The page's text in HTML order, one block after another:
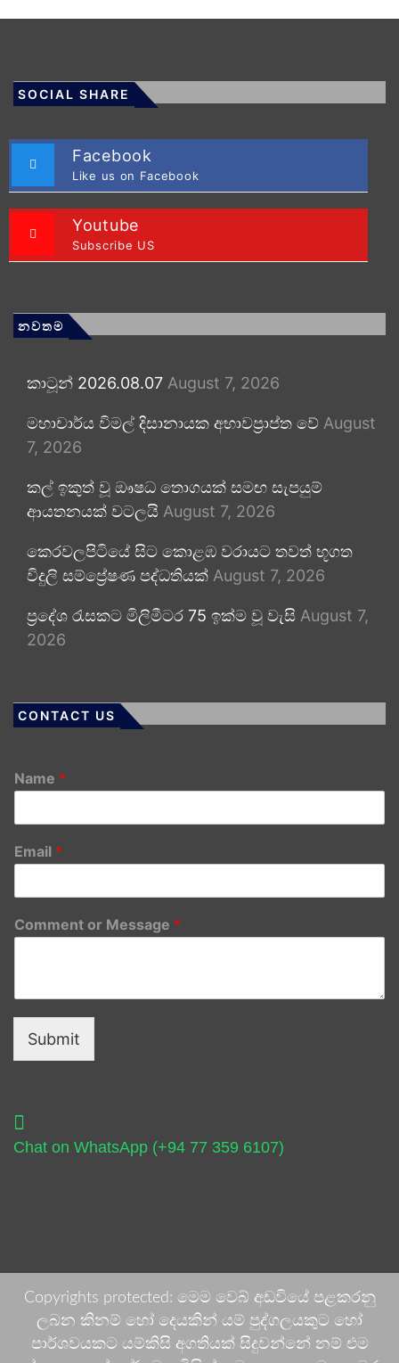
SOCIAL SHARE
Facebook
Like us on Facebook
Youtube
Subscribe US
නවතම
කාටූන් 2026.08.07 August 7, 2026
මහාචාර්ය විමල් දිසානායක අභාවප්‍රාප්ත වේ August
7, 2026
කල් ඉකුත් වූ ඖෂධ තොගයක් සමඟ සැපයුම්
ආයතනයක් වටලයි August 7, 2026
කෙරවලපිටියේ සිට කොළඹ වරායට තවත් භූගත
විදුලි සම්ප්‍රේෂණ පද්ධතියක් August 7, 2026
ප්‍රදේශ රැසකට මිලිමීටර 75 ඉක්ම වූ වැසි August 7,
2026
CONTACT US
Name *
Email *
Comment or Message *
Submit
Chat on WhatsApp (+94 77 359 6107)
Copyrights protected: මෙම වෙබ් අඩවියේ පළකරනු
ලබන කිනම් හෝ දෙයකින් යම් පුද්ගලයකුට හෝ
පාර්ශවයකට යම්කිසි අගතියක් සිදුවන්නේ නම් එම